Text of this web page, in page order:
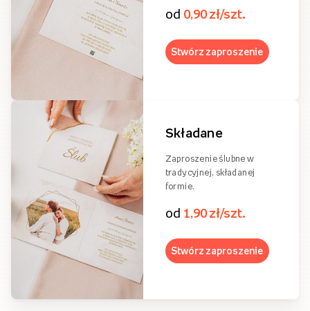
od 0,90 zł/szt.
Stwórz zaproszenie
Składane
Zaproszenie ślubne w
tradycyjnej, składanej
formie.
od 1,90 zł/szt.
Stwórz zaproszenie